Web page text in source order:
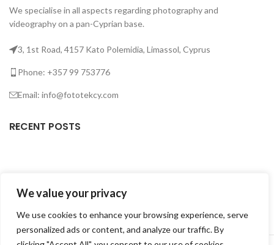
We value your privacy
We use cookies to enhance your browsing experience, serve
personalized ads or content, and analyze our traffic. By
We specialise in all aspects regarding photography and
videography on a pan-Cyprian base.
3, 1st Road, 4157 Kato Polemidia, Limassol, Cyprus
Phone: +357 99 753776
Email: info@fototekcy.com
RECENT POSTS
PRODUCT CATEGORIES
FOTOTEK 2026 CREATED BY DIGITAL MARKETING CITY